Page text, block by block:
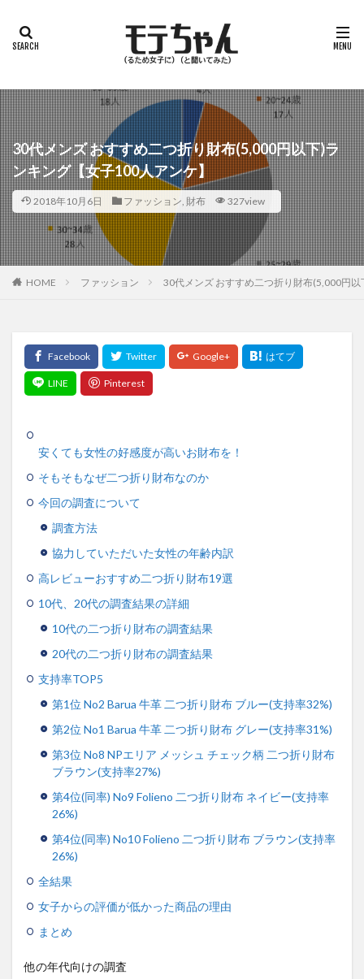
30代メンズ おすすめ二つ折り財布(5,000円以下)ラ
ンキング【女子100人アンケ】
2018年10月6日 ファッション, 財布 327view
HOME ファッション 30代メンズ おすすめ二つ折り財布(5,000円
安くても女性の好感度が高いお財布を！
そもそもなぜ二つ折り財布なのか
今回の調査について
調査方法
協力していただいた女性の年齢内訳
高レビューおすすめ二つ折り財布19選
10代、20代の調査結果の詳細
10代の二つ折り財布の調査結果
20代の二つ折り財布の調査結果
支持率TOP5
第1位 No2 Barua 牛革 二つ折り財布 ブルー(支持率32%)
第2位 No1 Barua 牛革 二つ折り財布 グレー(支持率31%)
第3位 No8 NPエリア メッシュ チェック柄 二つ折り財布
ブラウン(支持率27%)
第4位(同率) No9 Folieno 二つ折り財布 ネイビー(支持率
26%)
第4位(同率) No10 Folieno 二つ折り財布 ブラウン(支持率
26%)
全結果
女子からの評価が低かった商品の理由
まとめ
他の年代向けの調査